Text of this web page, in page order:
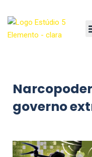
governo